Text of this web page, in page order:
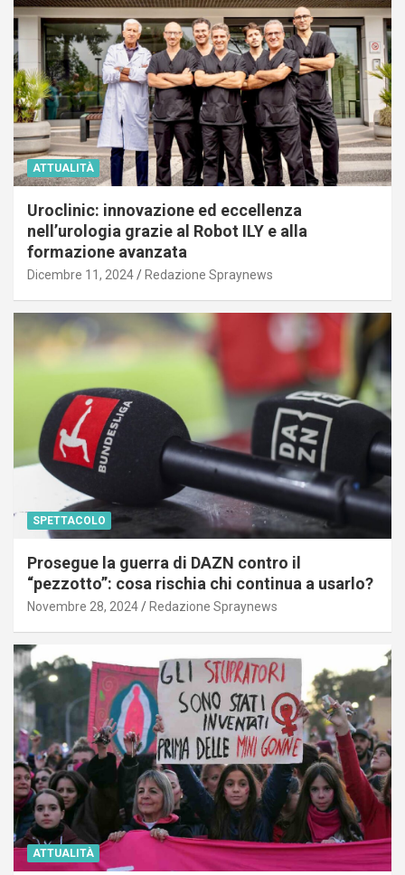
ATTUALITÀ
Uroclinic: innovazione ed eccellenza
nell’urologia grazie al Robot ILY e alla
formazione avanzata
Dicembre 11, 2024 Redazione Spraynews
SPETTACOLO
Prosegue la guerra di DAZN contro il
“pezzotto”: cosa rischia chi continua a usarlo?
Novembre 28, 2024 Redazione Spraynews
ATTUALITÀ